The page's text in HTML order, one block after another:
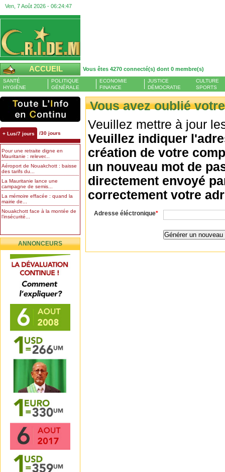
Ven, 7 Août 2026 - 06:24:48
ACCUEIL Vous êtes 4270 connecté(s) dont 0 membre(s)
SANTÉ
HYGIÈNE
POLITIQUE
GÉNÉRALE
ECONOMIE
FINANCE
JUSTICE
DÉMOCRATIE
CULTURE
SPORTS
+ Lus/7 jours /30 jours
Pour une retraite digne en
Mauritanie : relever...
Aéroport de Nouakchott : baisse
des tarifs du...
La Mauritanie lance une
campagne de semis...
La mémoire effacée : quand la
mairie de...
Nouakchott face à la montée de
l’insécurité...
ANNONCEURS
Vous avez oublié
Veuillez mettre à jour
Veuillez indiquer
création de votre
un nouveau mot de
directement envoyé
correctement votre
Adresse éléctronique